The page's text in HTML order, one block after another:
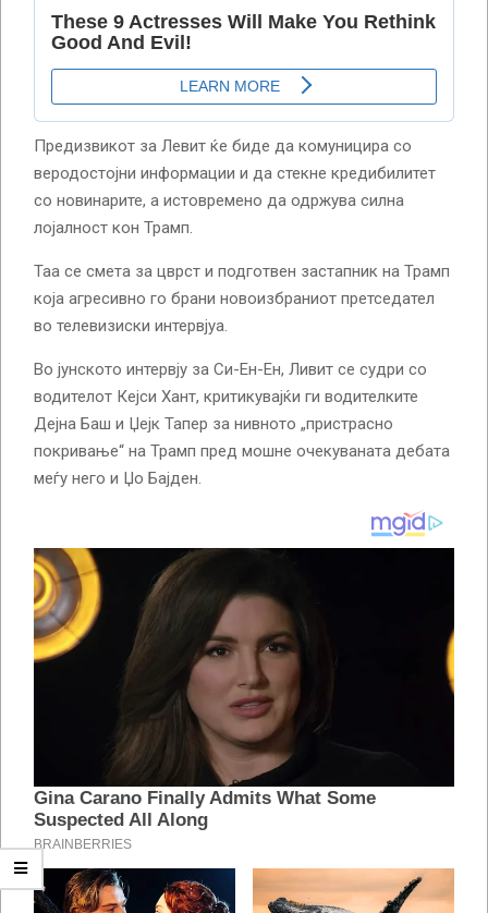
Предизвикот за Левит ќе биде да комуницира со
веродостојни информации и да стекне кредибилитет
со новинарите, а истовремено да одржува силна
лојалност кон Трамп.
Таа се смета за цврст и подготвен застапник на Трамп
која агресивно го брани новоизбраниот претседател
во телевизиски интервјуа.
Во јунското интервју за Си-Ен-Ен, Ливит се судри со
водителот Кејси Хант, критикувајќи ги водителките
Дејна Баш и Џејк Тапер за нивното „пристрасно
покривање“ на Трамп пред мошне очекуваната дебата
меѓу него и Џо Бајден.